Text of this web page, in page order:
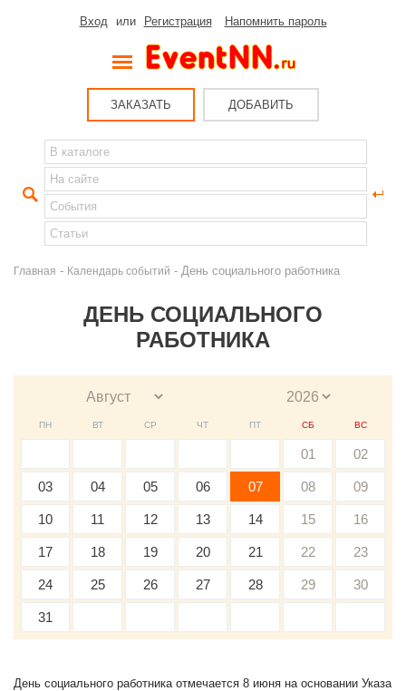
Вход или Регистрация Напомнить пароль
ЗАКАЗАТЬ ДОБАВИТЬ
Главная - Календарь событий - День социального работника
ДЕНЬ СОЦИАЛЬНОГО
РАБОТНИКА
ПН ВТ СР ЧТ ПТ СБ ВС
01 02
03 04 05 06 07 08 09
10 11 12 13 14 15 16
17 18 19 20 21 22 23
24 25 26 27 28 29 30
31
День социального работника отмечается 8 июня на основании Указа